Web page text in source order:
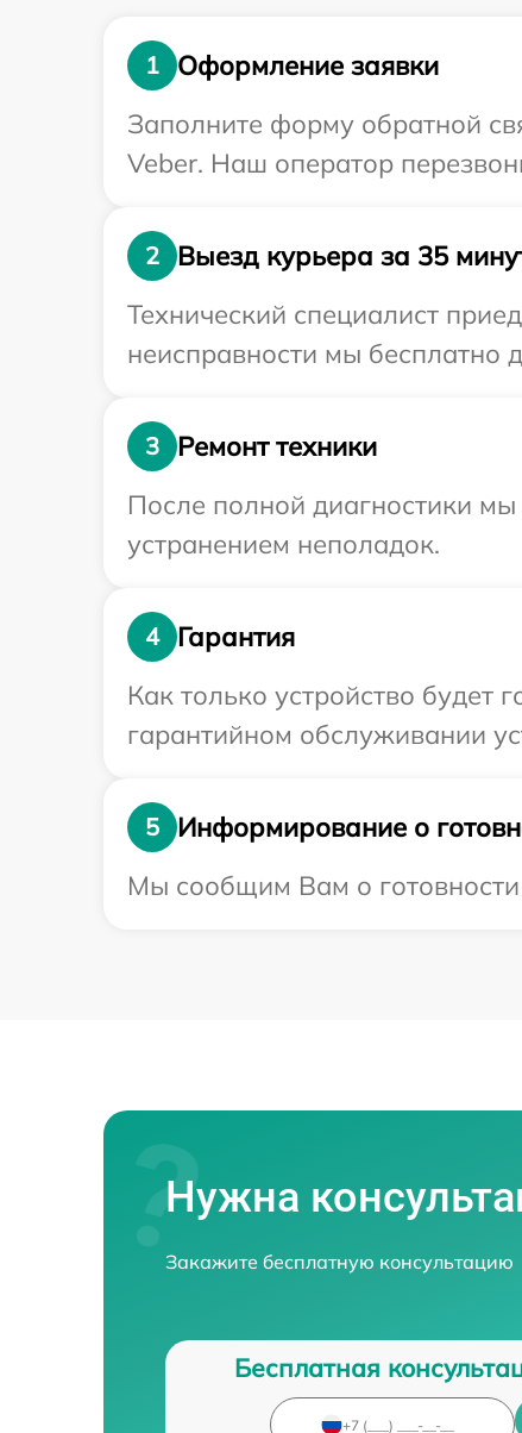
1
Оформление заявки
Заполните форму обратной
Veber. Наш оператор
2
Выезд курьера за 35
Технический специалист
неисправности мы бесплатно
3
Ремонт техники
После полной диагностики
устранением неполадок.
4
Гарантия
Как только устройство будет
гарантийном обслуживании
5
Информирование о
Мы сообщим Вам о готовности
Нужна
Закажите бесплатную консультацию
Бесплатная